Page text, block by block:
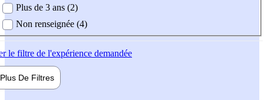
Plus de 3 ans (2)
Non renseignée (4)
le filtre de l'expérience demandée
Plus De Filtres